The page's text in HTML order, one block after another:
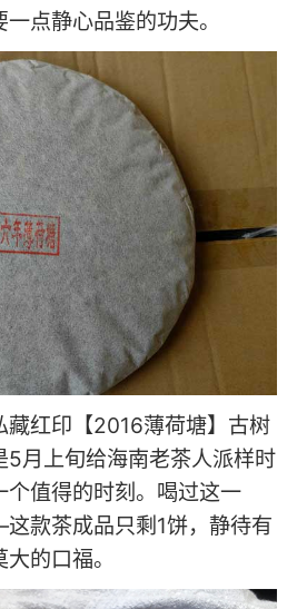
点静心品鉴的功夫。
藏红印【2016薄荷塘】古树
5月上旬给海南老茶人派样时
值得的时刻。喝过这一
款茶成品只剩1饼，静待有
的口福。